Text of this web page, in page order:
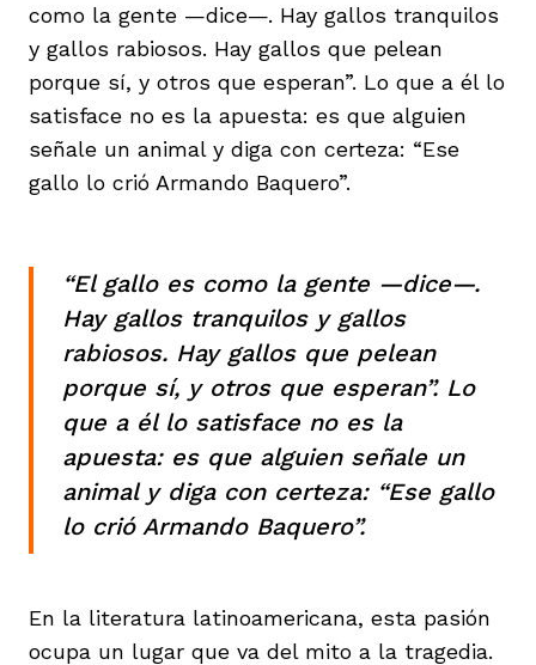
como la gente —dice—. Hay gallos tranquilos
y gallos rabiosos. Hay gallos que pelean
porque sí, y otros que esperan”. Lo que a él lo
satisface no es la apuesta: es que alguien
señale un animal y diga con certeza: “Ese
gallo lo crió Armando Baquero”.
“El gallo es como la gente —dice—.
Hay gallos tranquilos y gallos
rabiosos. Hay gallos que pelean
porque sí, y otros que esperan”. Lo
que a él lo satisface no es la
apuesta: es que alguien señale un
animal y diga con certeza: “Ese gallo
lo crió Armando Baquero”.
En la literatura latinoamericana, esta pasión
ocupa un lugar que va del mito a la tragedia.